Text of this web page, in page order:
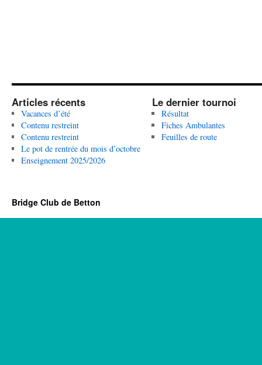
Articles récents
Vacances d’été
Contenu restreint
Contenu restreint
Le pot de rentrée du mois d’octobre
Enseignement 2025/2026
Le dernier tournoi
Résultat
Fiches Ambulantes
Feuilles de route
Bridge Club de Betton